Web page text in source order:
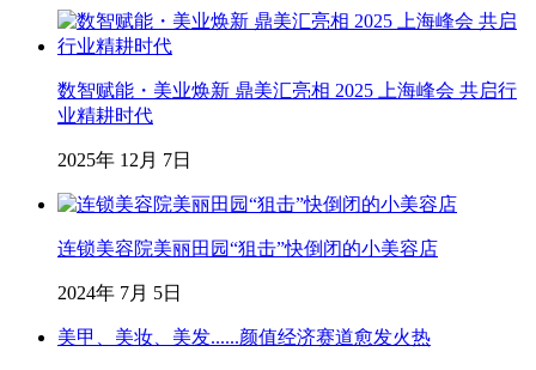
数智赋能・美业焕新 鼎美汇亮相 2025 上海峰会 共启行
业精耕时代
2025年 12月 7日
连锁美容院美丽田园“狙击”快倒闭的小美容店
2024年 7月 5日
美甲、美妆、美发......颜值经济赛道愈发火热